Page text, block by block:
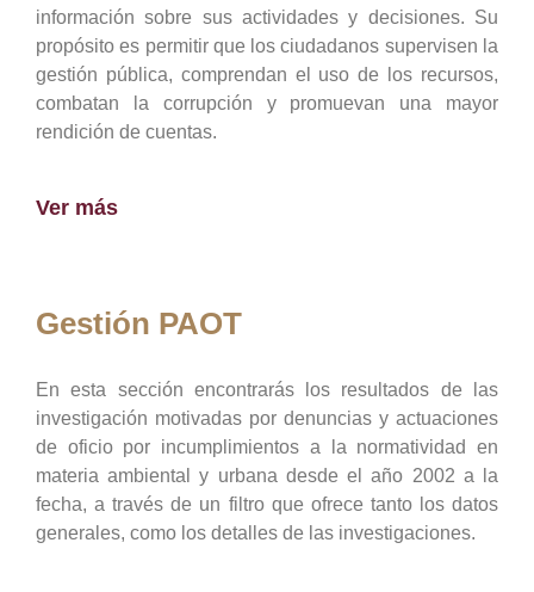
información sobre sus actividades y decisiones. Su
propósito es permitir que los ciudadanos supervisen la
gestión pública, comprendan el uso de los recursos,
combatan la corrupción y promuevan una mayor
rendición de cuentas.
Ver más
Gestión PAOT
En esta sección encontrarás los resultados de las
investigación motivadas por denuncias y actuaciones
de oficio por incumplimientos a la normatividad en
materia ambiental y urbana desde el año 2002 a la
fecha, a través de un filtro que ofrece tanto los datos
generales, como los detalles de las investigaciones.